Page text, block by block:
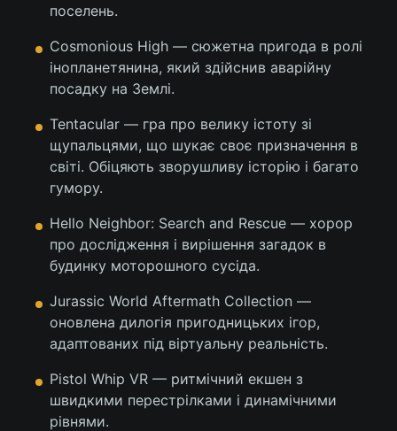
поселень.
Cosmonious High — сюжетна пригода в ролі
інопланетянина, який здійснив аварійну
посадку на Землі.
Tentacular — гра про велику істоту зі
щупальцями, що шукає своє призначення в
світі. Обіцяють зворушливу історію і багато
гумору.
Hello Neighbor: Search and Rescue — хорор
про дослідження і вирішення загадок в
будинку моторошного сусіда.
Jurassic World Aftermath Collection —
оновлена дилогія пригодницьких ігор,
адаптованих під віртуальну реальність.
Pistol Whip VR — ритмічний екшен з
швидкими перестрілками і динамічними
рівнями.